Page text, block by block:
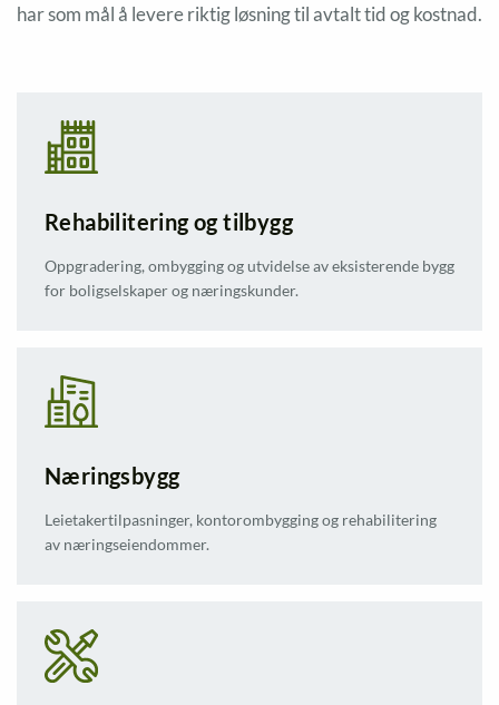
har som mål å levere riktig løsning til avtalt tid og kostnad.
Rehabilitering og tilbygg
Oppgradering, ombygging og utvidelse av eksisterende bygg
for boligselskaper og næringskunder.
Næringsbygg
Leietakertilpasninger, kontorombygging og rehabilitering
av næringseiendommer.